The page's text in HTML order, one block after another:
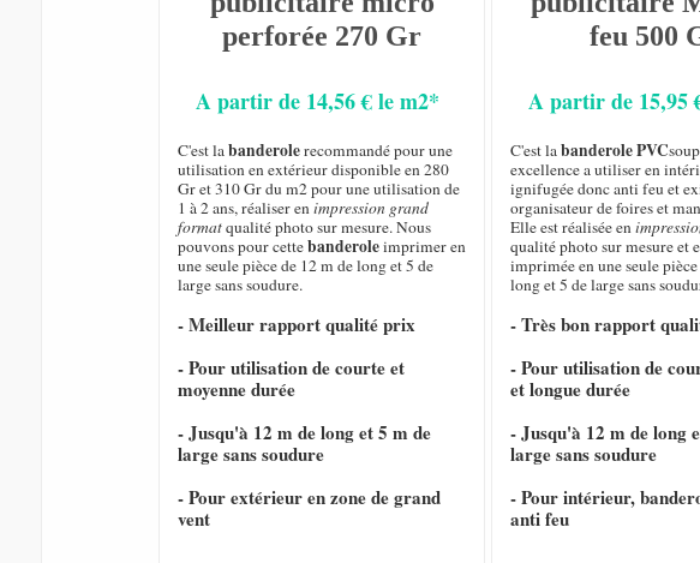
perforée 270 Gr
A partir de 14,56 € le m2*
C'est labanderolerecommandé pour une
utilisation en extérieur disponible en 280
Gr et 310 Gr du m2 pour une utilisation de
1 à 2 ans, réaliser enimpression grand
formatqualité photo sur mesure. Nous
pouvons pour cettebanderoleimprimer en
une seule pièce de 12 m de long et 5 de
large sans soudure.
- Meilleur rapport qualité prix
- Pour utilisation de courte et
moyenne durée
- Jusqu'à 12 m de long et 5 m de
large sans soudure
- Pour extérieur en zone de grand
vent
feu 500
A partir de 15,95
C'est labanderole PVC
excellence a utiliser en
ignifugée donc anti feu et
organisateur de foires et
Elle est réalisée en
qualité photo sur mesure et
imprimée en une seule
long et 5 de large sans
- Très bon rapport
- Pour utilisation de
et longue durée
- Jusqu'à 12 m de long
large sans soudure
- Pour intérieur,
anti feu